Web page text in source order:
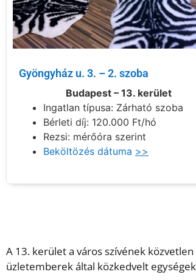
Gyöngyház u. 3. – 2. szoba
Budapest – 13. kerület
Ingatlan típusa: Zárható szoba
Bérleti díj: 120.000 Ft/hó
Rezsi: mérőóra szerint
Beköltözés dátuma >>
A 13. kerület a város szívének
üzletemberek által közkedvelt